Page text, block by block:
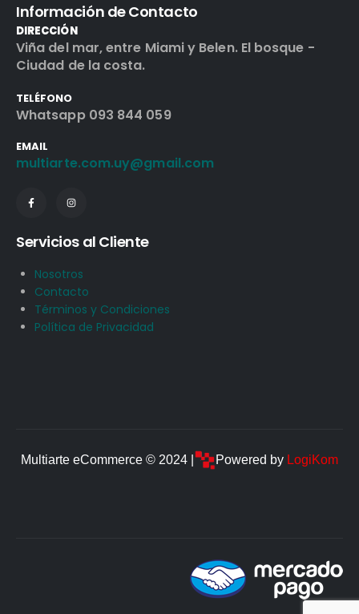
Información de Contacto
DIRECCIÓN
Viña del mar, entre Miami y Belen. El bosque -
Ciudad de la costa.
TELÉFONO
Whatsapp 093 844 059
EMAIL
multiarte.com.uy@gmail.com
Servicios al Cliente
Nosotros
Contacto
Términos y Condiciones
Política de Privacidad
Multiarte eCommerce © 2024 | Powered by LogiKom